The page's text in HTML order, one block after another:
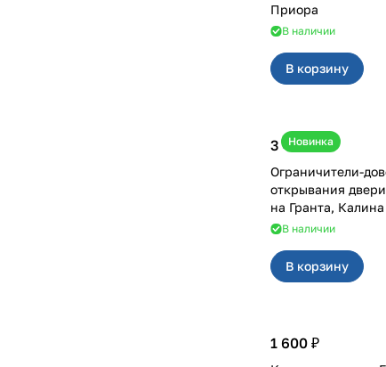
Приора
В наличии
В корзину
Новинка
3 400 ₽
Ограничители-
открывания
на Гранта,
В наличии
В корзину
1 600 ₽